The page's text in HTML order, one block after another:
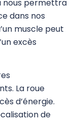
nous permettra
dans nos
muscle peut
excès
La roue
d’énergie.
de